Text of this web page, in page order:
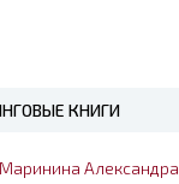
КНИГИ
Маринина Александра -